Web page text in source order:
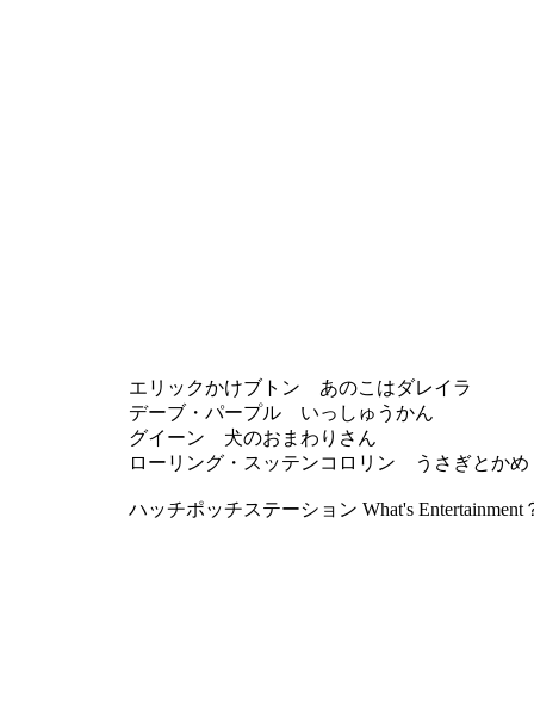
エリックかけブトン あのこはダレイラ
デーブ・パープル いっしゅうかん
グイーン 犬のおまわりさん
ローリング・スッテンコロリン うさぎとかめ
ハッチポッチステーション What's Entertainment